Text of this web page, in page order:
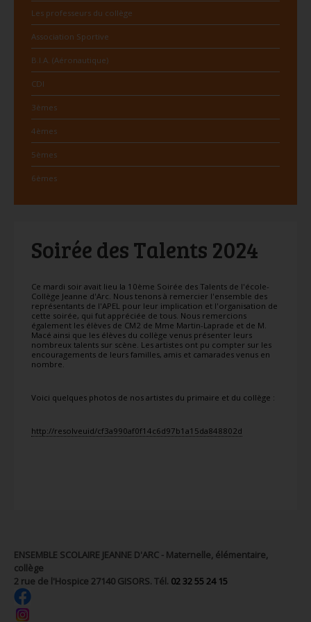
Les professeurs du collège
Association Sportive
B.I.A. (Aéronautique)
CDI
3èmes
4èmes
5èmes
6èmes
Soirée des Talents 2024
Ce mardi soir avait lieu la 10ème Soirée des Talents de l'école-
Collège Jeanne d'Arc. Nous tenons à remercier l'ensemble des
représentants de l'APEL pour leur implication et l'organisation de
cette soirée, qui fut appréciée de tous. Nous remercions
également les élèves de CM2 de Mme Martin-Laprade et de M.
Macé ainsi que les élèves du collège venus présenter leurs
nombreux talents sur scène. Les artistes ont pu compter sur les
encouragements de leurs familles, amis et camarades venus en
nombre.
Voici quelques photos de nos artistes du primaire et du collège :
http://resolveuid/cf3a990af0f14c6d97b1a15da848802d
ENSEMBLE SCOLAIRE JEANNE D'ARC - Maternelle, élémentaire,
collège
2 rue de l'Hospice 27140 GISORS. Tél. 02 32 55 24 15